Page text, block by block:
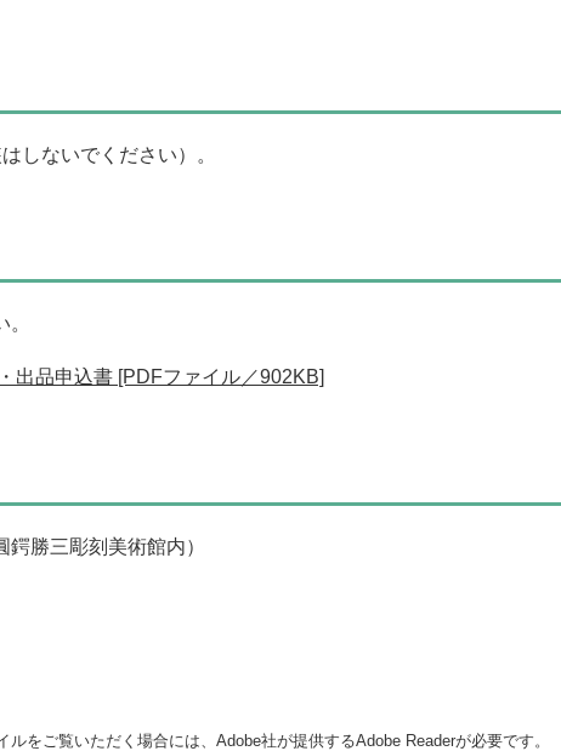
しないでください）。
出品申込書 [PDFファイル／902KB]
勝三彫刻美術館内）
ルをご覧いただく場合には、Adobe社が提供するAdobe Readerが必要です。